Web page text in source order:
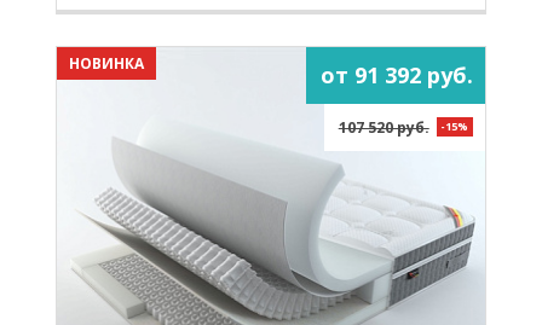
НОВИНКА от 91 392 руб.
107 520 руб. -15%